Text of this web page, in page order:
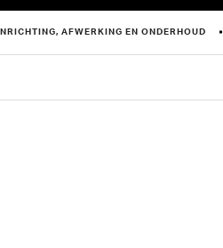
INRICHTING, AFWERKING EN ONDERHOUD